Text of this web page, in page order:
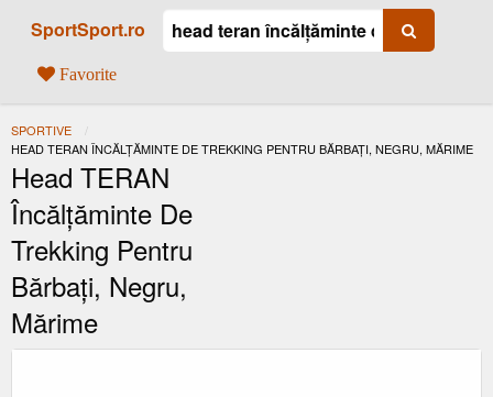
SportSport.ro
Favorite
SPORTIVE
ACTUAL:
HEAD TERAN ÎNCĂLȚĂMINTE DE TREKKING PENTRU BĂRBAȚI, NEGRU, MĂRIME
Head TERAN
Încălțăminte De
Trekking Pentru
Bărbați, Negru,
Mărime